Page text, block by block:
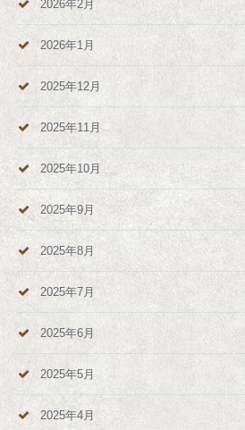
2026年2月
2026年1月
2025年12月
2025年11月
2025年10月
2025年9月
2025年8月
2025年7月
2025年6月
2025年5月
2025年4月